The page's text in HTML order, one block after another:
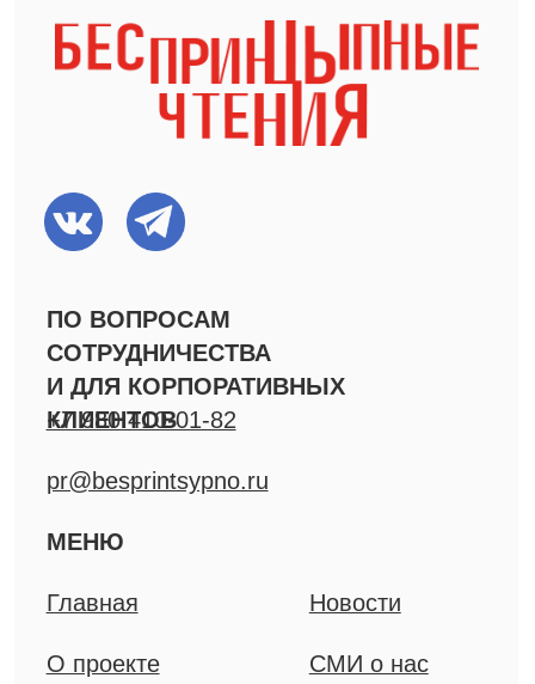
Все права защищены, 2025
ИНН 781302163846
ОГРНИП 319774600498570
Политика конфиденциальности